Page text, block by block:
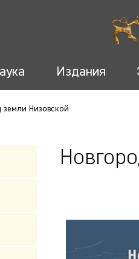
Издания
земли Низовской